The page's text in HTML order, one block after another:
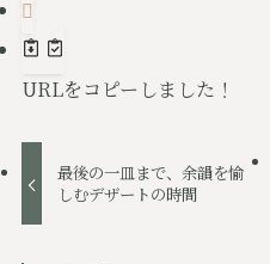
URLをコピーしました！
最後の一皿まで、余韻を愉
しむデザートの時間